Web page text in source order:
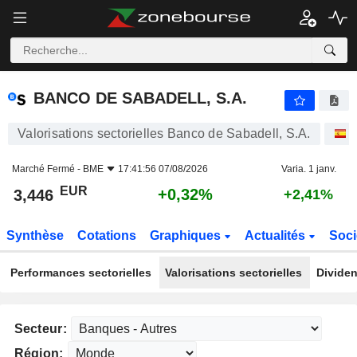
BANCO DE SABADELL, S.A.
BANCO DE SABADELL, S.A.
Valorisations sectorielles Banco de Sabadell, S.A.
Marché Fermé - BME 17:41:56 07/08/2026 Varia. 1 janv.
3,446 EUR +0,32% +2,41%
Synthèse Cotations Graphiques Actualités
Performances sectorielles Valorisations sectorielles
Secteur:
Région: